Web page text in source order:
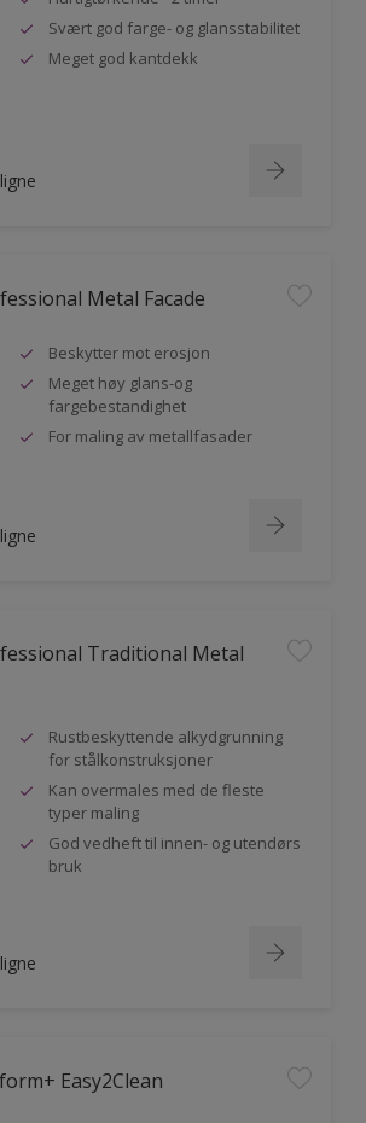
Svært god farge- og glansstabilitet
Meget god kantdekk
Metal Facade
Beskytter mot erosjon
Meget høy glans-og
fargebestandighet
For maling av metallfasader
Traditional Metal
Rustbeskyttende alkydgrunning
for stålkonstruksjoner
Kan overmales med de fleste
typer maling
God vedheft til innen- og utendørs
bruk
Easy2Clean